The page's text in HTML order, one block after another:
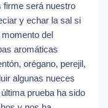
firme será nuestro
y echar la sal si
del
aromáticas
orégano, perejil,
algunas nueces
prueba ha sido